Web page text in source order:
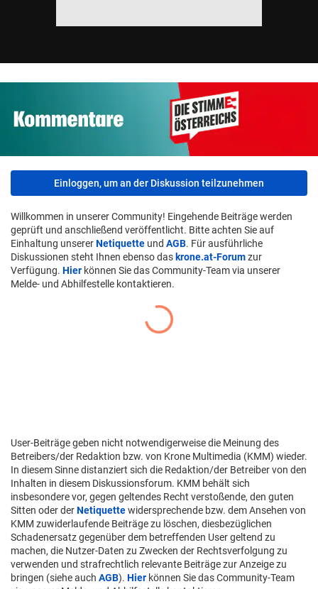
Einloggen, um an der Diskussion teilzunehmen
Willkommen in unserer Community! Eingehende Beiträge werden
geprüft und anschließend veröffentlicht. Bitte achten Sie auf
Einhaltung unsererNetiquette und AGB. Für ausführliche
Diskussionen steht Ihnen ebenso das krone.at-Forumzur
Verfügung. Hier können Sie das Community-Team via unserer
Melde- und Abhilfestelle kontaktieren.
User-Beiträge geben nicht notwendigerweise die Meinung des
Betreibers/der Redaktion bzw. von Krone Multimedia (KMM) wieder.
In diesem Sinne distanziert sich die Redaktion/der Betreiber von den
Inhalten in diesem Diskussionsforum. KMM behält sich
insbesondere vor, gegen geltendes Recht verstoßende, den guten
Sitten oder derNetiquettewidersprechende bzw. dem Ansehen von
KMM zuwiderlaufende Beiträge zu löschen, diesbezüglichen
Schadenersatz gegenüber dem betreffenden User geltend zu
machen, die Nutzer-Daten zu Zwecken der Rechtsverfolgung zu
verwenden und strafrechtlich relevante Beiträge zur Anzeige zu
bringen (siehe auch AGB). Hier können Sie das Community-Team